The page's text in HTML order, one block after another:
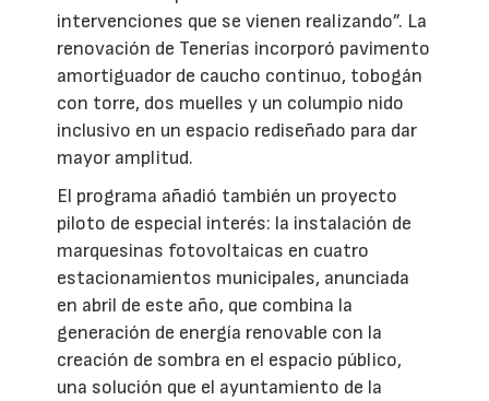
intervenciones que se vienen realizando”. La
renovación de Tenerías incorporó pavimento
amortiguador de caucho continuo, tobogán
con torre, dos muelles y un columpio nido
inclusivo en un espacio rediseñado para dar
mayor amplitud.
El programa añadió también un proyecto
piloto de especial interés: la instalación de
marquesinas fotovoltaicas en cuatro
estacionamientos municipales, anunciada
en abril de este año, que combina la
generación de energía renovable con la
creación de sombra en el espacio público,
una solución que el ayuntamiento de la